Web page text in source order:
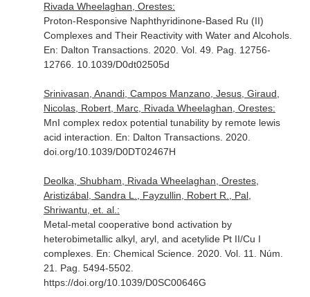
Rivada Wheelaghan, Orestes:
Proton-Responsive Naphthyridinone-Based Ru (II)
Complexes and Their Reactivity with Water and Alcohols.
En: Dalton Transactions. 2020. Vol. 49. Pag. 12756-
12766. 10.1039/D0dt02505d
Srinivasan, Anandi, Campos Manzano, Jesus, Giraud,
Nicolas, Robert, Marc, Rivada Wheelaghan, Orestes:
MnI complex redox potential tunability by remote lewis
acid interaction. En: Dalton Transactions. 2020.
doi.org/10.1039/D0DT02467H
Deolka, Shubham, Rivada Wheelaghan, Orestes,
Aristizábal, Sandra L., Fayzullin, Robert R., Pal,
Shriwantu, et. al.:
Metal-metal cooperative bond activation by
heterobimetallic alkyl, aryl, and acetylide Pt II/Cu I
complexes. En: Chemical Science. 2020. Vol. 11. Núm.
21. Pag. 5494-5502.
https://doi.org/10.1039/D0SC00646G